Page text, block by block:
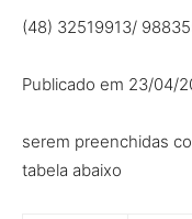
(48) 32519913/
Publicado em 23/04/
serem preenchidas
tabela abaixo